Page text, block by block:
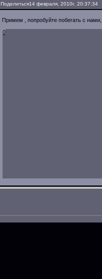
Поделиться14 февраля, 2010г. 20:37:34
Примем , попробуйте побегать с
0